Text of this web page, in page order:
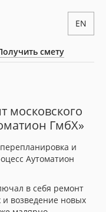
смету
EN
московского
ГмбХ»
и
Аутоматион
в себя ремонт
и возведение новых